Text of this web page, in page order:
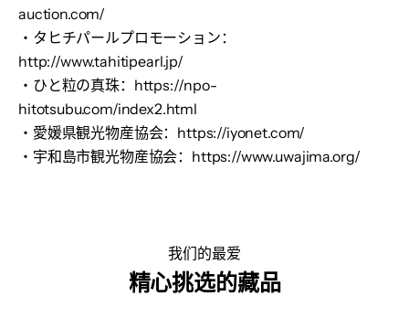
auction.com/
・タヒチパールプロモーション：
http://www.tahitipearl.jp/
・ひと粒の真珠： https://npo-
hitotsubu.com/index2.html
・愛媛県観光物産協会： https://iyonet.com/
・宇和島市観光物産協会： https://www.uwajima.org/
我们的最爱
精心挑选的藏品